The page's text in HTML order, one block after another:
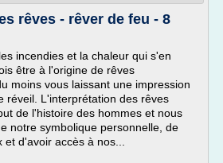
rêves - rêver de feu - 8
incendies et la chaleur qui s'en
être à l'origine de rêves
moins vous laissant une impression
réveil. L'interprétation des rêves
de l'histoire des hommes et nous
notre symbolique personnelle, de
d'avoir accès à nos...